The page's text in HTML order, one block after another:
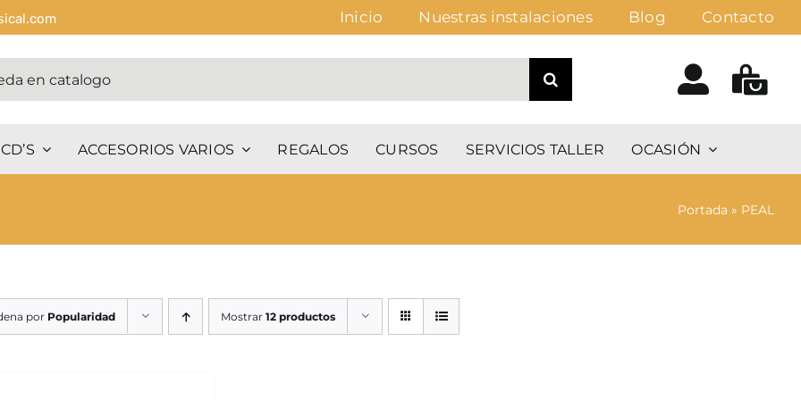
Inicio Nuestras instalaciones Blog Contacto
ACCESORIOS VARIOS REGALOS CURSOS SERVICIOS TALLER OCASIÓN
Portada » PEAL
por Popularidad Mostrar12 productos